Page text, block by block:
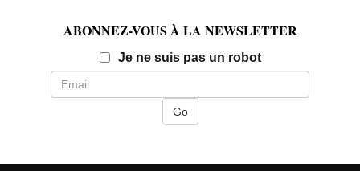
ABONNEZ-VOUS À LA NEWSLETTER
Je ne suis pas un robotEmail